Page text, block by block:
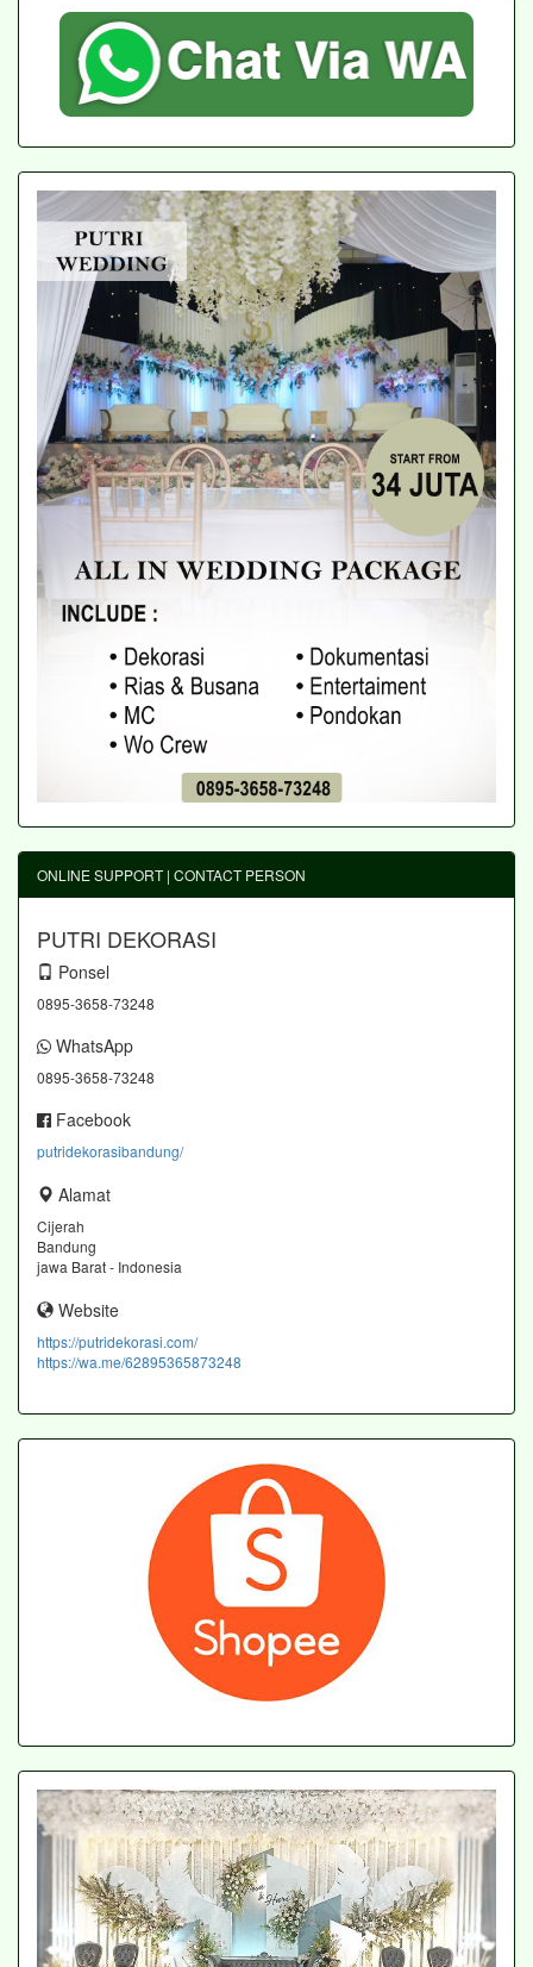
ONLINE SUPPORT | CONTACT PERSON
PUTRI DEKORASI
Ponsel
0895-3658-73248
WhatsApp
0895-3658-73248
Facebook
putridekorasibandung/
Alamat
Cijerah
Bandung
jawa Barat - Indonesia
Website
https://putridekorasi.com/
https://wa.me/62895365873248